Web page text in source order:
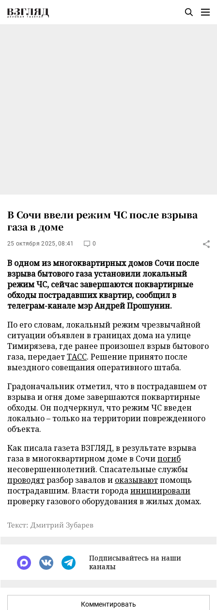
В Сочи ввели режим ЧС после взрыва
газа в доме
25 октября 2025, 08:41 0
В одном из многоквартирных домов Сочи после
взрыва бытового газа установили локальный
режим ЧС, сейчас завершаются поквартирные
обходы пострадавших квартир, сообщил в
телеграм-канале мэр Андрей Прошунин.
По его словам, локальный режим чрезвычайной
ситуации объявлен в границах дома на улице
Тимирязева, где ранее произошел взрыв бытового
газа, передаетТАСС. Решение принято после
выездного совещания оперативного штаба.
Градоначальник отметил, что в пострадавшем от
взрыва и огня доме завершаются поквартирные
обходы. Он подчеркнул, что режим ЧС введен
локально – только на территории поврежденного
объекта.
Как писала газета ВЗГЛЯД, в результате взрыва
газа в многоквартирном доме в Сочипогиб
несовершеннолетний. Спасательные службы
проводятразбор завалов и оказываютпомощь
пострадавшим. Власти городаинициировали
проверку газового оборудования в жилых домах.
Текст: Дмитрий Зубарев
Подписывайтесь на наши
каналы
Комментировать